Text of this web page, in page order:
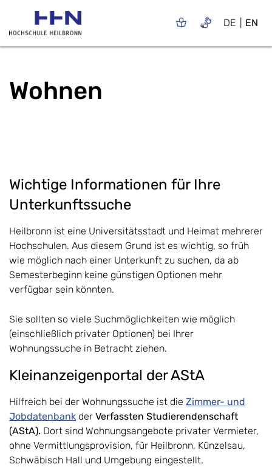
DE EN
Wohnen
Wichtige Informationen für Ihre
Unterkunftssuche
Heilbronn ist eine Universitätsstadt und Heimat mehrerer
Hochschulen. Aus diesem Grund ist es wichtig, so früh
wie möglich nach einer Unterkunft zu suchen, da ab
Semesterbeginn keine günstigen Optionen mehr
verfügbar sein könnten.
Sie sollten so viele Suchmöglichkeiten wie möglich
(einschließlich privater Optionen) bei Ihrer
Wohnungssuche in Betracht ziehen.
Kleinanzeigenportal der AStA
Hilfreich bei der Wohnungssuche ist die Zimmer- und
Jobdatenbank der Verfassten Studierendenschaft
(AStA). Dort sind Wohnungsangebote privater Vermieter,
ohne Vermittlungsprovision, für Heilbronn, Künzelsau,
Schwäbisch Hall und Umgebung eingestellt.